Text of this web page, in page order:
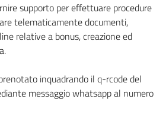
supporto per effettuare procedure
telematicamente documenti,
relative a bonus, creazione ed
inquadrando il q-rcode del
messaggio whatsapp al numero